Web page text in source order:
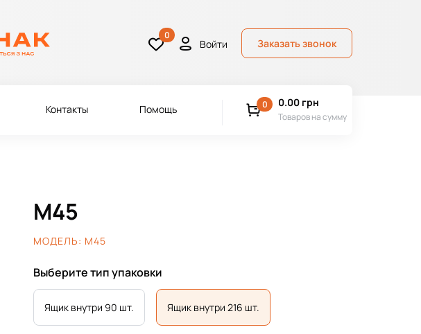
0
Войти Заказать звонок
Контакты Помощь 0 0.00 грн
Товаров на сумму
M45
МОДЕЛЬ: M45
Выберите тип упаковки
Ящик внутри 90 шт. Ящик внутри 216 шт.